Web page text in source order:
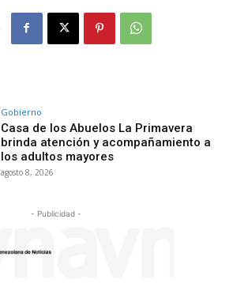
Gobierno
Casa de los Abuelos La Primavera
brinda atención y acompañamiento a
los adultos mayores
agosto 8, 2026
- Publicidad -